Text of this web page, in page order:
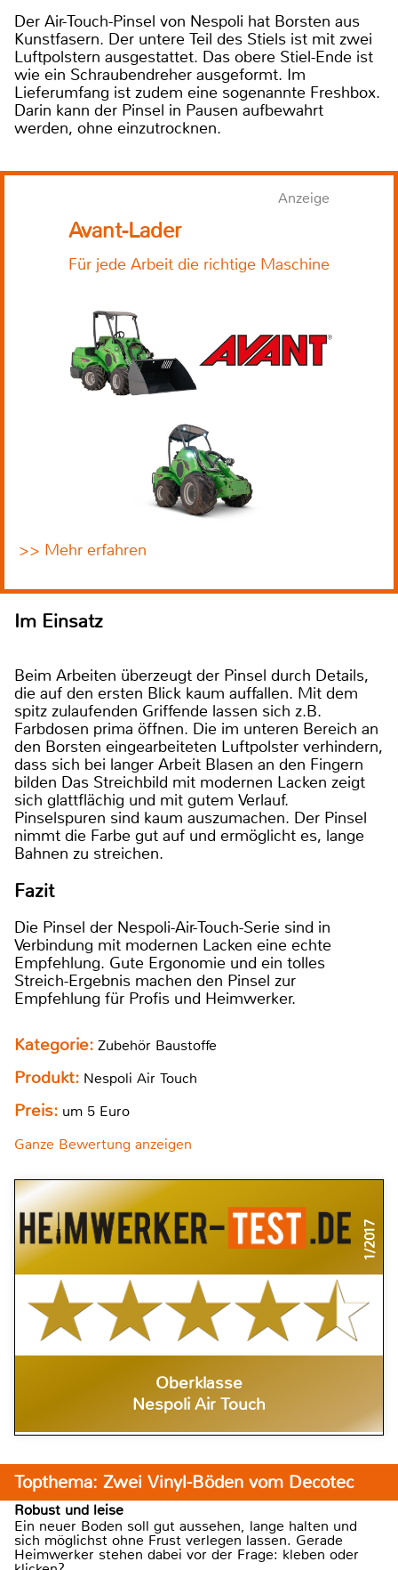
Der Air-Touch-Pinsel von Nespoli hat Borsten aus
Kunstfasern. Der untere Teil des Stiels ist mit zwei
Luftpolstern ausgestattet. Das obere Stiel-Ende ist
wie ein Schraubendreher ausgeformt. Im
Lieferumfang ist zudem eine sogenannte Freshbox.
Darin kann der Pinsel in Pausen aufbewahrt
werden, ohne einzutrocknen.
Anzeige
Avant-Lader
Für jede Arbeit die richtige Maschine
>> Mehr erfahren
Im Einsatz
Beim Arbeiten überzeugt der Pinsel durch Details,
die auf den ersten Blick kaum auffallen. Mit dem
spitz zulaufenden Griffende lassen sich z.B.
Farbdosen prima öffnen. Die im unteren Bereich an
den Borsten eingearbeiteten Luftpolster verhindern,
dass sich bei langer Arbeit Blasen an den Fingern
bilden Das Streichbild mit modernen Lacken zeigt
sich glattflächig und mit gutem Verlauf.
Pinselspuren sind kaum auszumachen. Der Pinsel
nimmt die Farbe gut auf und ermöglicht es, lange
Bahnen zu streichen.
Fazit
Die Pinsel der Nespoli-Air-Touch-Serie sind in
Verbindung mit modernen Lacken eine echte
Empfehlung. Gute Ergonomie und ein tolles
Streich-Ergebnis machen den Pinsel zur
Empfehlung für Profis und Heimwerker.
Kategorie: Zubehör Baustoffe
Produkt: Nespoli Air Touch
Preis: um 5 Euro
Ganze Bewertung anzeigen
1/2017
Oberklasse
Nespoli Air Touch
Topthema: Zwei Vinyl-Böden vom Decotec
Robust und leise
Ein neuer Boden soll gut aussehen, lange halten und
sich möglichst ohne Frust verlegen lassen. Gerade
Heimwerker stehen dabei vor der Frage: kleben oder